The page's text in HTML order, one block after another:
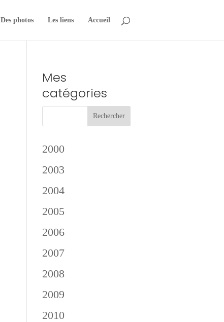
Des photos Les liens Accueil
Mes
catégories
2000
2003
2004
2005
2006
2007
2008
2009
2010